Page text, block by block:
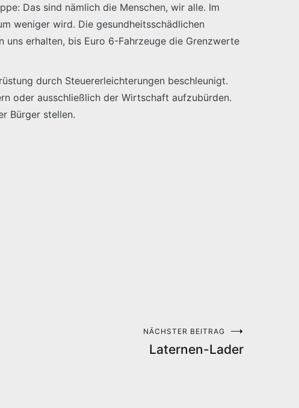
Das sind nämlich die Menschen, wir alle. Im
weniger wird. Die gesundheitsschädlichen
erhalten, bis Euro 6-Fahrzeuge die Grenzwerte
durch Steuererleichterungen beschleunigt.
oder ausschließlich der Wirtschaft aufzubürden.
Bürger stellen.
NÄCHSTER BEITRAG
Laternen-Lader